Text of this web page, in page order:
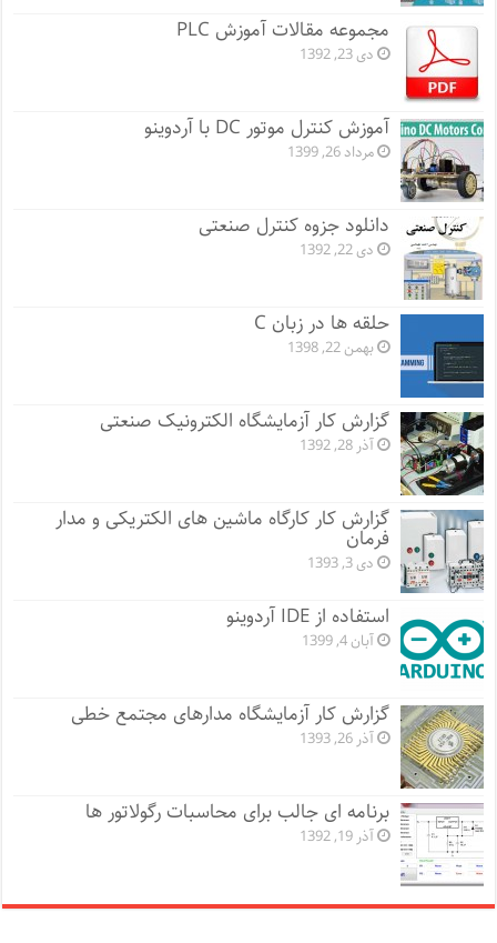
مجموعه مقالات آموزش PLC
دی 23, 1392
آموزش کنترل موتور DC با آردوینو
مرداد 26, 1399
دانلود جزوه کنترل صنعتی
دی 22, 1392
حلقه ها در زبان C
بهمن 22, 1398
گزارش کار آزمایشگاه الکترونیک صنعتی
آذر 28, 1392
گزارش کار کارگاه ماشین های الکتریکی و مدار
فرمان
دی 3, 1393
استفاده از IDE آردوینو
آبان 4, 1399
گزارش کار آزمایشگاه مدارهای مجتمع خطی
آذر 26, 1393
برنامه ای جالب برای محاسبات رگولاتور ها
آذر 19, 1392